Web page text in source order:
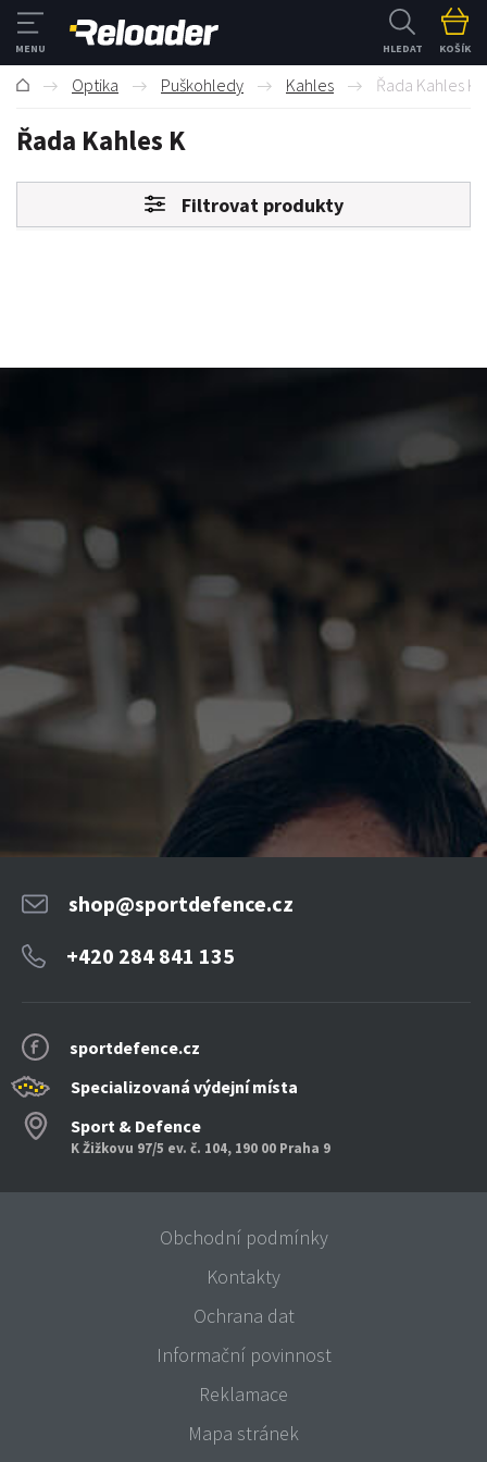
HLEDAT KOŠÍK
Optika Puškohledy Kahles Řada Kahles K
Řada Kahles K
Filtrovat produkty
sportdefence.cz
Specializovaná výdejní místa
Sport & Defence
K Žižkovu 97/5 ev. č. 104, 190 00 Praha 9
shop@sportdefence.cz
+420 284 841 135
Obchodní podmínky
Kontakty
Ochrana dat
Informační povinnost
Reklamace
Mapa stránek